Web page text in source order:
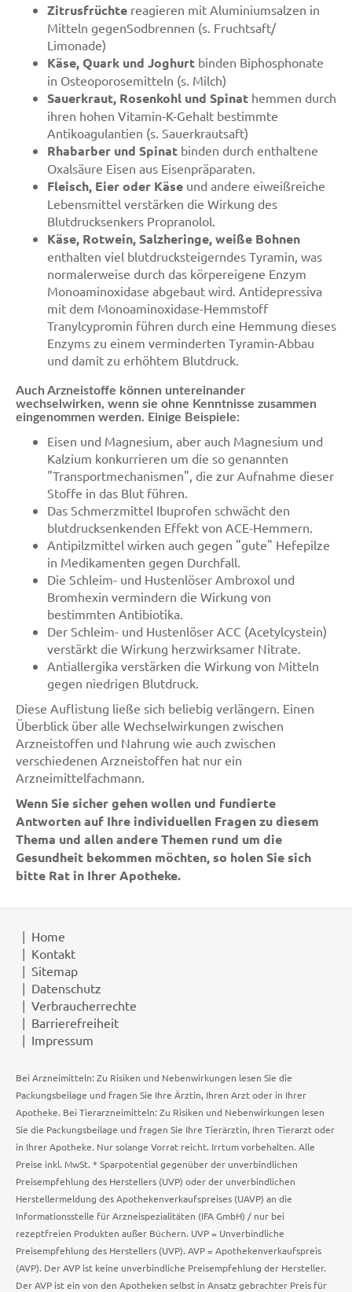
Zitrusfrüchte reagieren mit Aluminiumsalzen in
Mitteln gegenSodbrennen (s. Fruchtsaft/
Limonade)
Käse, Quark und Joghurt binden Biphosphonate
in Osteoporosemitteln (s. Milch)
Sauerkraut, Rosenkohl und Spinat hemmen durch
ihren hohen Vitamin-K-Gehalt bestimmte
Antikoagulantien (s. Sauerkrautsaft)
Rhabarber und Spinat binden durch enthaltene
Oxalsäure Eisen aus Eisenpräparaten.
Fleisch, Eier oder Käse und andere eiweißreiche
Lebensmittel verstärken die Wirkung des
Blutdrucksenkers Propranolol.
Käse, Rotwein, Salzheringe, weiße Bohnen
enthalten viel blutdrucksteigerndes Tyramin, was
normalerweise durch das körpereigene Enzym
Monoaminoxidase abgebaut wird. Antidepressiva
mit dem Monoaminoxidase-Hemmstoff
Tranylcypromin führen durch eine Hemmung dieses
Enzyms zu einem verminderten Tyramin-Abbau
und damit zu erhöhtem Blutdruck.
Auch Arzneistoffe können untereinander
wechselwirken, wenn sie ohne Kenntnisse zusammen
eingenommen werden. Einige Beispiele:
Eisen und Magnesium, aber auch Magnesium und
Kalzium konkurrieren um die so genannten
"Transportmechanismen", die zur Aufnahme dieser
Stoffe in das Blut führen.
Das Schmerzmittel Ibuprofen schwächt den
blutdrucksenkenden Effekt von ACE-Hemmern.
Antipilzmittel wirken auch gegen "gute" Hefepilze
in Medikamenten gegen Durchfall.
Die Schleim- und Hustenlöser Ambroxol und
Bromhexin vermindern die Wirkung von
bestimmten Antibiotika.
Der Schleim- und Hustenlöser ACC (Acetylcystein)
verstärkt die Wirkung herzwirksamer Nitrate.
Antiallergika verstärken die Wirkung von Mitteln
gegen niedrigen Blutdruck.
Diese Auflistung ließe sich beliebig verlängern. Einen
Überblick über alle Wechselwirkungen zwischen
Arzneistoffen und Nahrung wie auch zwischen
verschiedenen Arzneistoffen hat nur ein
Arzneimittelfachmann.
Wenn Sie sicher gehen wollen und fundierte
Antworten auf Ihre individuellen Fragen zu diesem
Thema und allen andere Themen rund um die
Gesundheit bekommen möchten, so holen Sie sich
bitte Rat in Ihrer Apotheke.
Home
Kontakt
Sitemap
Datenschutz
Verbraucherrechte
Barrierefreiheit
Impressum
Bei Arzneimitteln: Zu Risiken und Nebenwirkungen lesen Sie die
Packungsbeilage und fragen Sie Ihre Ärztin, Ihren Arzt oder in Ihrer
Apotheke. Bei Tierarzneimitteln: Zu Risiken und Nebenwirkungen lesen
Sie die Packungsbeilage und fragen Sie Ihre Tierärztin, Ihren Tierarzt oder
in Ihrer Apotheke. Nur solange Vorrat reicht. Irrtum vorbehalten. Alle
Preise inkl. MwSt. * Sparpotential gegenüber der unverbindlichen
Preisempfehlung des Herstellers (UVP) oder der unverbindlichen
Herstellermeldung des Apothekenverkaufspreises (UAVP) an die
Informationsstelle für Arzneispezialitäten (IFA GmbH) / nur bei
rezeptfreien Produkten außer Büchern. UVP = Unverbindliche
Preisempfehlung des Herstellers (UVP). AVP = Apothekenverkaufspreis
(AVP). Der AVP ist keine unverbindliche Preisempfehlung der Hersteller.
Der AVP ist ein von den Apotheken selbst in Ansatz gebrachter Preis für